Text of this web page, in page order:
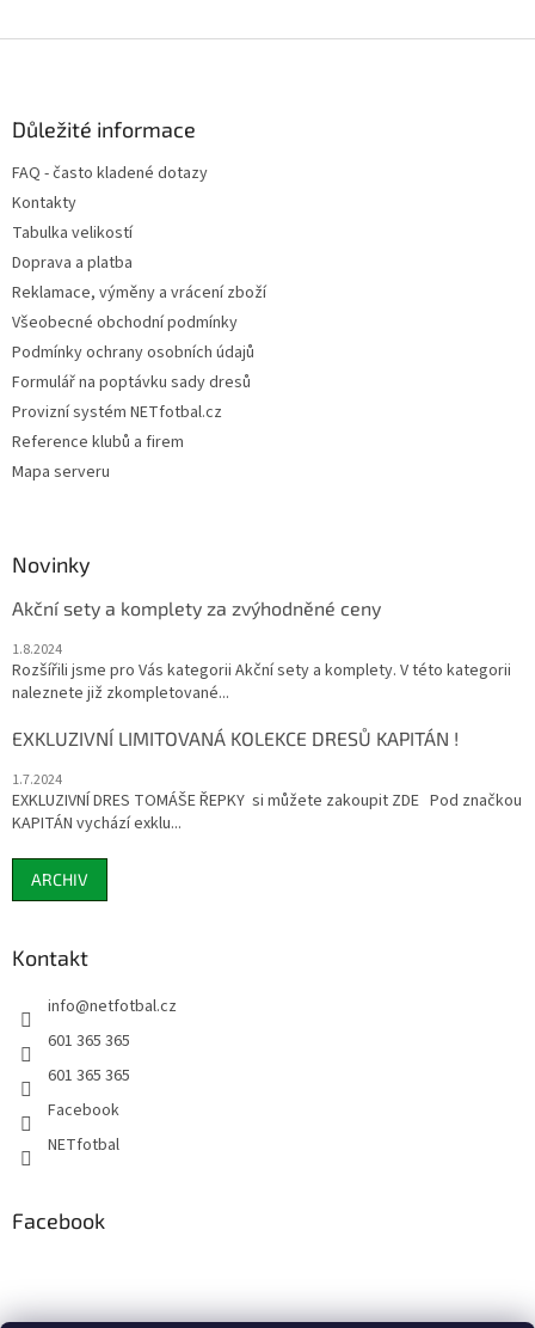
Důležité informace
FAQ - často kladené dotazy
Kontakty
Tabulka velikostí
Doprava a platba
Reklamace, výměny a vrácení zboží
Všeobecné obchodní podmínky
Podmínky ochrany osobních údajů
Formulář na poptávku sady dresů
Provizní systém NETfotbal.cz
Reference klubů a firem
Mapa serveru
Novinky
Akční sety a komplety za zvýhodněné ceny
1.8.2024
Rozšířili jsme pro Vás kategorii Akční sety a komplety. V této kategorii
naleznete již zkompletované...
EXKLUZIVNÍ LIMITOVANÁ KOLEKCE DRESŮ KAPITÁN !
1.7.2024
EXKLUZIVNÍ DRES TOMÁŠE ŘEPKY si můžete zakoupit ZDE Pod značkou
KAPITÁN vychází exklu...
ARCHIV
Kontakt
info@netfotbal.cz
601 365 365
601 365 365
Facebook
NETfotbal
Facebook